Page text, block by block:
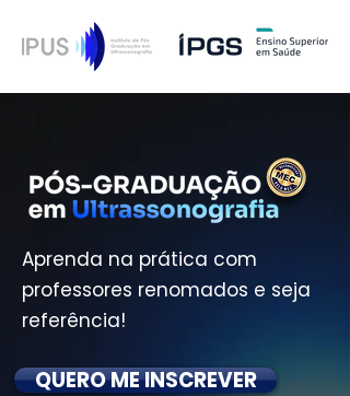
Aprenda na prática com
professores renomados e seja
referência!
QUERO ME INSCREVER